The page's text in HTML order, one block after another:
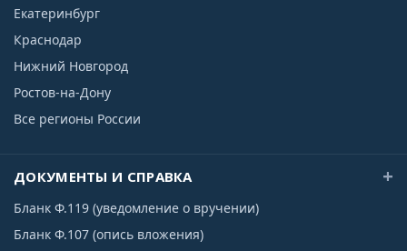
Екатеринбург
Краснодар
Нижний Новгород
Ростов-на-Дону
Все регионы России
ДОКУМЕНТЫ И СПРАВКА
Бланк Ф.119 (уведомление о вручении)
Бланк Ф.107 (опись вложения)